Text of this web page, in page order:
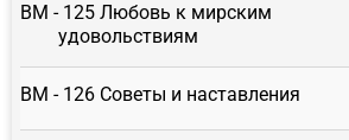
ВМ - 125 Любовь к мирским
удовольствиям
ВМ - 126 Советы и наставления